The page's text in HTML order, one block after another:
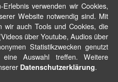
verwenden wir Cookies,
Website notwendig sind. Mit
wir auch Tools und Cookies, die
über Youtube, Audios über
Statistikzwecken genutzt
Auswahl treffen. Weitere
Datenschutzerklärung.